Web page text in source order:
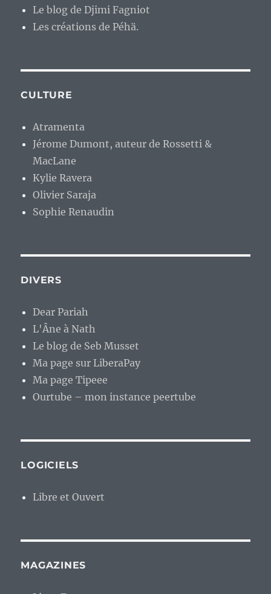
Le blog de Djimi Fagniot
Les créations de Péhä.
CULTURE
Atramenta
Jérome Dumont, auteur de Rossetti &
MacLane
Kylie Ravera
Olivier Saraja
Sophie Renaudin
DIVERS
Dear Pariah
L'Âne à Nath
Le blog de Seb Musset
Ma page sur LiberaPay
Ma page Tipeee
Ourtube – mon instance peertube
LOGICIELS
Libre et Ouvert
MAGAZINES